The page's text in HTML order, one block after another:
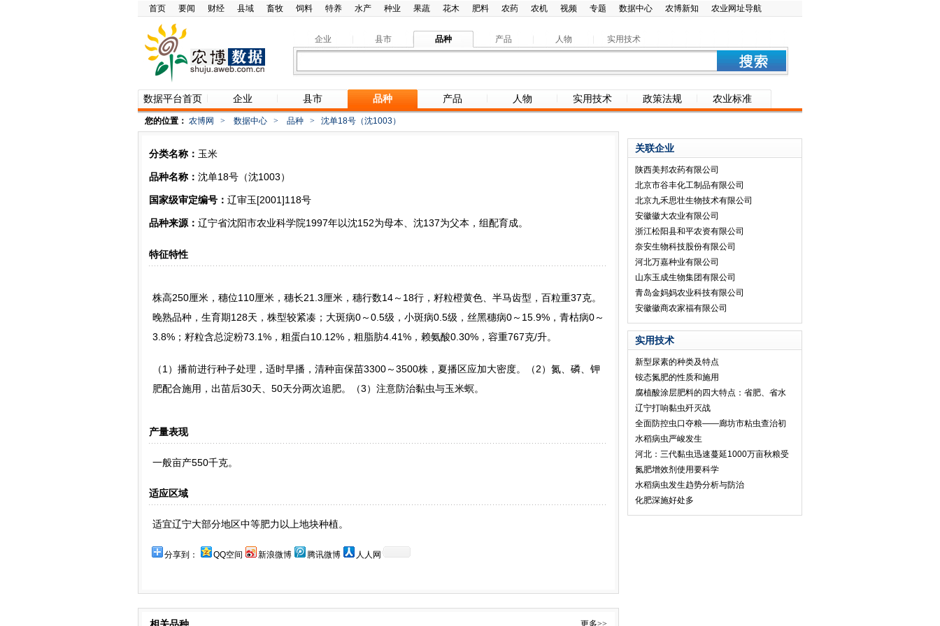
首页 要闻 财经 县域 畜牧 饲料 特养 水产 种业 果蔬 花木 肥料 农药 农机 视频 专题 数据中心 农博新知 农业网址导航
企业 县市 品种 产品 人物 实用技术
数据平台首页 企业 县市 品种 产品 人物 实用技术 政策法规 农业标准
您的位置： 农博网 > 数据中心 > 品种 > 沈单18号（沈1003）
分类名称： 玉米
品种名称： 沈单18号（沈1003）
国家级审定编号： 辽审玉[2001]118号
品种来源： 辽宁省沈阳市农业科学院1997年以沈152为母本、沈137为父本，组配育成。
特征特性
株高250厘米，穗位110厘米，穗长21.3厘米，穗行数14～18行，籽粒橙黄色、半马齿型，百粒重37克。
晚熟品种，生育期128天，株型较紧凑；大斑病0～0.5级，小斑病0.5级，丝黑穗病0～15.9%，青枯病0～
3.8%；籽粒含总淀粉73.1%，粗蛋白10.12%，粗脂肪4.41%，赖氨酸0.30%，容重767克/升。
（1）播前进行种子处理，适时早播，清种亩保苗3300～3500株，夏播区应加大密度。（2）氮、磷、钾
肥配合施用，出苗后30天、50天分两次追肥。（3）注意防治黏虫与玉米螟。
产量表现
一般亩产550千克。
适应区域
适宜辽宁大部分地区中等肥力以上地块种植。
分享到： QQ空间 新浪微博 腾讯微博 人人网
更多>>
关联企业
陕西美邦农药有限公司
北京市谷丰化工制品有限公司
北京九禾思壮生物技术有限公司
安徽徽大农业有限公司
浙江松阳县和平农资有限公司
奈安生物科技股份有限公司
河北万嘉种业有限公司
山东玉成生物集团有限公司
青岛金妈妈农业科技有限公司
安徽徽商农家福有限公司
实用技术
新型尿素的种类及特点
铵态氮肥的性质和施用
腐植酸涂层肥料的四大特点：省肥、省水
辽宁打响黏虫歼灭战
全面防控虫口夺粮——廊坊市粘虫查治初
水稻病虫严峻发生
河北：三代黏虫迅速蔓延1000万亩秋粮受
氮肥增效剂使用要科学
水稻病虫发生趋势分析与防治
化肥深施好处多